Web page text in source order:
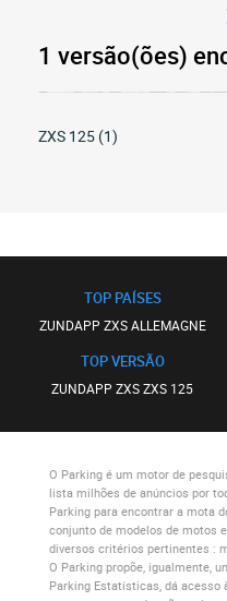
1 versão(ões)
ZXS 125 (1)
TOP PAÍSES
ZUNDAPP ZXS ALLEMAGNE
TOP VERSÃO
ZUNDAPP ZXS ZXS 125
O Parkingé um motor de
lista milhões de anúncios por
Parkingpara encontrar a mota
conjunto de modelos de motos
diversos critérios pertinentes :
O Parkingpropõe, igualmente,
Parking Estatísticas, dá acesso